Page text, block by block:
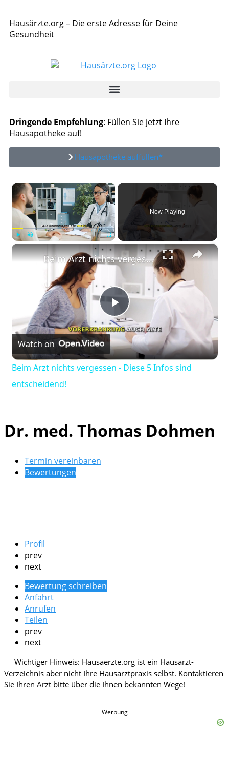
Hausärzte.org – Die erste Adresse für Deine
Gesundheit
Dringende Empfehlung: Füllen Sie jetzt Ihre
Hausapotheke auf!
Hausapotheke auffüllen*
×
Now Playing
×
Play
Video
Beim Arzt nichts vergessen - Diese 5 Infos sind entscheidend!
Watch on
Beim Arzt nichts vergessen - Diese 5 Infos sind
entscheidend!
Dr. med. Thomas Dohmen
Termin vereinbaren
Bewertungen
Profil
prev
next
Bewertung schreiben
Anfahrt
Anrufen
Teilen
prev
next
Werbung